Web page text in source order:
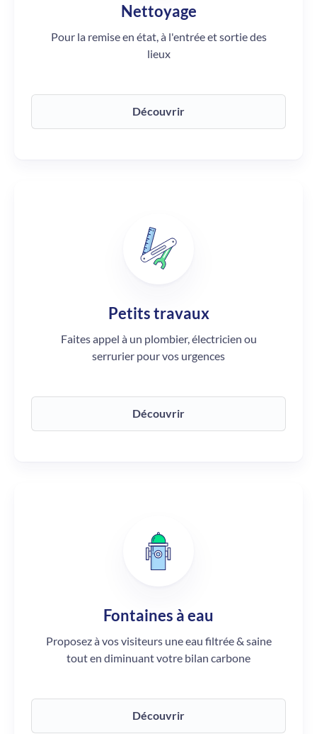
Nettoyage
Pour la remise en état, à l'entrée et sortie des
lieux
Découvrir
Petits travaux
Faites appel à un plombier, électricien ou
serrurier pour vos urgences
Découvrir
Fontaines à eau
Proposez à vos visiteurs une eau filtrée & saine
tout en diminuant votre bilan carbone
Découvrir